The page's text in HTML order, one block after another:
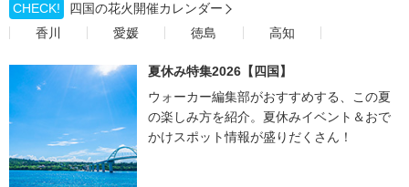
CHECK!
四国の花火開催カレンダー
香川
愛媛 徳島 高知
夏休み特集2026【四国】
ウォーカー編集部がおすすめする、この夏
の楽しみ方を紹介。夏休みイベント＆おで
かけスポット情報が盛りだくさん！